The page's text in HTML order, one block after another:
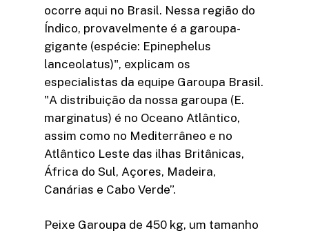
ocorre aqui no Brasil. Nessa região do
Índico, provavelmente é a garoupa-
gigante (espécie: Epinephelus
lanceolatus)", explicam os
especialistas da equipe Garoupa Brasil.
"A distribuição da nossa garoupa (E.
marginatus) é no Oceano Atlântico,
assim como no Mediterrâneo e no
Atlântico Leste das ilhas Britânicas,
África do Sul, Açores, Madeira,
Canárias e Cabo Verde”.
Peixe Garoupa de 450 kg, um tamanho